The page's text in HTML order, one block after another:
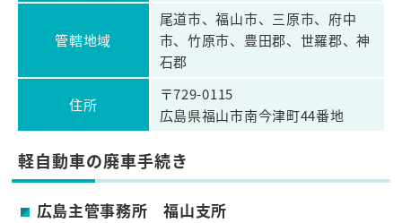
管轄地域
尾道市、福山市、三原市、府中
市、竹原市、豊田郡、世羅郡、神
石郡
住所
〒729-0115
広島県福山市南今津町44番地
軽自動車の廃車手続き
広島主管事務所 福山支所